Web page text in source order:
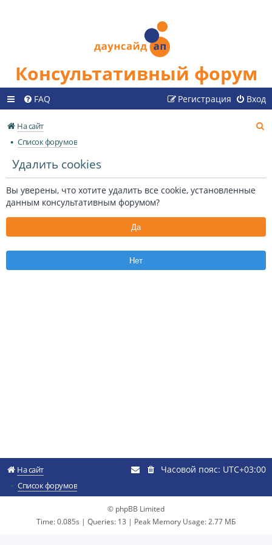
Консультативный форум
FAQ Вход
Регистрация
На сайт
Список форумов
Удалить cookies
Вы уверены, что хотите удалить все cookie, установленные
данным консультативным форумом?
На сайт
Список форумов
Часовой пояс: UTC+03:00
© phpBB Limited
Time: 0.085s | Queries: 13 | Peak Memory Usage: 2.77 МБ